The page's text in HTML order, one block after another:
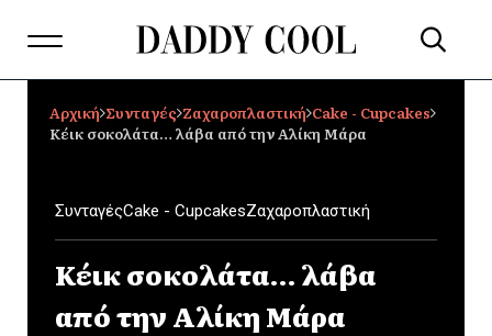
Αρχική Συνταγές Ζαχαροπλαστική Cake - Cupcakes
Κέικ σοκολάτα… λάβα από την Αλίκη Μάρα
ΣυνταγέςCake - CupcakesΖαχαροπλαστική
Κέικ σοκολάτα… λάβα
από την Αλίκη Μάρα